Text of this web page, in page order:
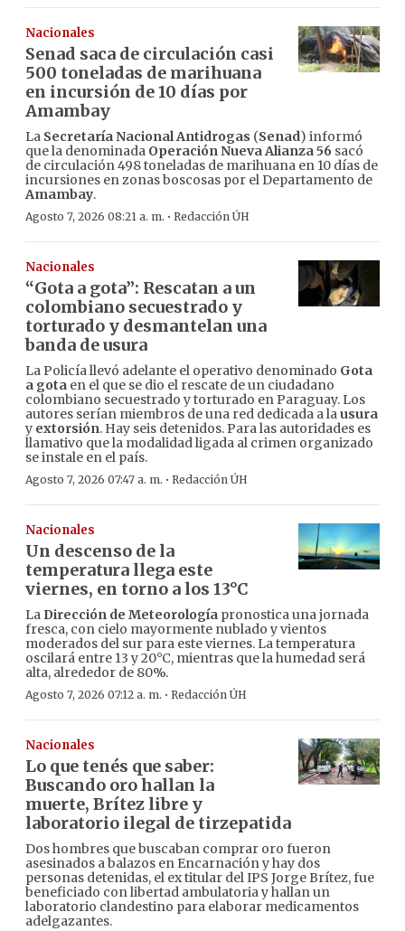
Nacionales
Senad saca de circulación casi
500 toneladas de marihuana
en incursión de 10 días por
Amambay
La Secretaría Nacional Antidrogas (Senad) informó
que la denominada Operación Nueva Alianza 56 sacó
de circulación 498 toneladas de marihuana en 10 días de
incursiones en zonas boscosas por el Departamento de
Amambay.
Agosto 7, 2026 08:21 a. m. · Redacción ÚH
Nacionales
“Gota a gota”: Rescatan a un
colombiano secuestrado y
torturado y desmantelan una
banda de usura
La Policía llevó adelante el operativo denominado Gota
a gota en el que se dio el rescate de un ciudadano
colombiano secuestrado y torturado en Paraguay. Los
autores serían miembros de una red dedicada a lausura
y extorsión. Hay seis detenidos. Para las autoridades es
llamativo que la modalidad ligada al crimen organizado
se instale en el país.
Agosto 7, 2026 07:47 a. m. · Redacción ÚH
Nacionales
Un descenso de la
temperatura llega este
viernes, en torno a los 13°C
La Dirección de Meteorología pronostica una jornada
fresca, con cielo mayormente nublado y vientos
moderados del sur para este viernes. La temperatura
oscilará entre 13 y 20°C, mientras que la humedad será
alta, alrededor de 80%.
Agosto 7, 2026 07:12 a. m. · Redacción ÚH
Nacionales
Lo que tenés que saber:
Buscando oro hallan la
muerte, Brítez libre y
laboratorio ilegal de tirzepatida
Dos hombres que buscaban comprar oro fueron
asesinados a balazos en Encarnación y hay dos
personas detenidas, el ex titular del IPS Jorge Brítez, fue
beneficiado con libertad ambulatoria y hallan un
laboratorio clandestino para elaborar medicamentos
adelgazantes.